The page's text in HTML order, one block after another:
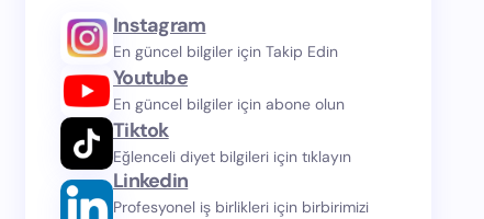
Instagram
En güncel bilgiler için Takip Edin
Youtube
En güncel bilgiler için abone olun
Tiktok
Eğlenceli diyet bilgileri için tıklayın
Linkedin
Profesyonel iş birlikleri için birbirimizi